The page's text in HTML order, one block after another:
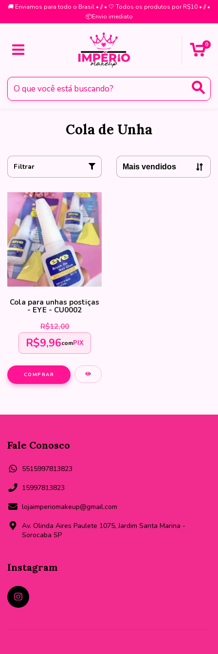
🚚 Enviamos para todo o Brasil • // • 🤍 Todos os produtos por R$10 • // •
📦Envio imediato
0
Cola de Unha
Filtrar
Cola para unhas postiças
- EYE - CU0002
R$12,00
R$9,96comPIX
Fale Conosco
5515997813823
15997813823
lojaimperiomakeup@gmail.com
Av. Olinda Aires Paulete 1075, Jardim Santa Marina -
Sorocaba SP
Instagram